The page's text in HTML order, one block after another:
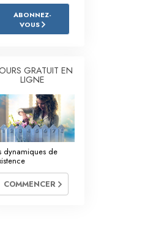
du travail
l’organisation
ABONNEZ-
VOUS
GRATUIT EN
LIGNE
dynamiques de
COMMENCER